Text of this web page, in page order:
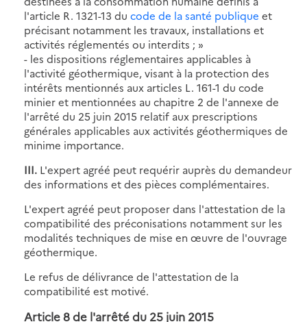
l'article R. 1321-13 du code de la santé publique et
précisant notamment les travaux, installations et
activités réglementés ou interdits ; »
- les dispositions réglementaires applicables à
l'activité géothermique, visant à la protection des
intérêts mentionnés aux articles L. 161-1 du code
minier et mentionnées au chapitre 2 de l'annexe de
l'arrêté du 25 juin 2015 relatif aux prescriptions
générales applicables aux activités géothermiques de
minime importance.
III. L'expert agréé peut requérir auprès du demandeur
des informations et des pièces complémentaires.
L'expert agréé peut proposer dans l'attestation de la
compatibilité des préconisations notamment sur les
modalités techniques de mise en œuvre de l'ouvrage
géothermique.
Le refus de délivrance de l'attestation de la
compatibilité est motivé.
Article 8 de l'arrêté du 25 juin 2015